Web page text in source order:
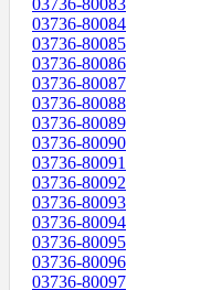
03736-80083
03736-80084
03736-80085
03736-80086
03736-80087
03736-80088
03736-80089
03736-80090
03736-80091
03736-80092
03736-80093
03736-80094
03736-80095
03736-80096
03736-80097